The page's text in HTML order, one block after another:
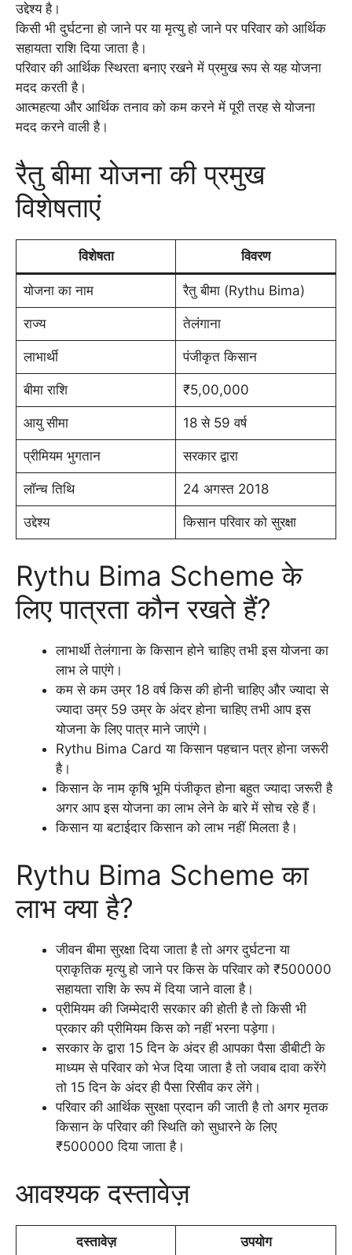
उद्देश्य है।
किसी भी दुर्घटना हो जाने पर या मृत्यु हो जाने पर परिवार को आर्थिक
सहायता राशि दिया जाता है।
परिवार की आर्थिक स्थिरता बनाए रखने में प्रमुख रूप से यह योजना
मदद करती है।
आत्महत्या और आर्थिक तनाव को कम करने में पूरी तरह से योजना
मदद करने वाली है।
रैतु बीमा योजना की प्रमुख
विशेषताएं
विशेषता विवरण
योजना का नाम रैतु बीमा (Rythu Bima)
राज्य तेलंगाना
लाभार्थी पंजीकृत किसान
बीमा राशि ₹5,00,000
आयु सीमा 18 से 59 वर्ष
प्रीमियम भुगतान सरकार द्वारा
लॉन्च तिथि 24 अगस्त 2018
उद्देश्य किसान परिवार को सुरक्षा
Rythu Bima Scheme के
लिए पात्रता कौन रखते हैं?
लाभार्थी तेलंगाना के किसान होने चाहिए तभी इस योजना का
लाभ ले पाएंगे।
कम से कम उम्र 18 वर्ष किस की होनी चाहिए और ज्यादा से
ज्यादा उम्र 59 उम्र के अंदर होना चाहिए तभी आप इस
योजना के लिए पात्र माने जाएंगे।
Rythu Bima Card या किसान पहचान पत्र होना जरूरी
है।
किसान के नाम कृषि भूमि पंजीकृत होना बहुत ज्यादा जरूरी है
अगर आप इस योजना का लाभ लेने के बारे में सोच रहे हैं।
किसान या बटाईदार किसान को लाभ नहीं मिलता है।
Rythu Bima Scheme का
लाभ क्या है?
जीवन बीमा सुरक्षा दिया जाता है तो अगर दुर्घटना या
प्राकृतिक मृत्यु हो जाने पर किस के परिवार को ₹500000
सहायता राशि के रूप में दिया जाने वाला है।
प्रीमियम की जिम्मेदारी सरकार की होती है तो किसी भी
प्रकार की प्रीमियम किस को नहीं भरना पड़ेगा।
सरकार के द्वारा 15 दिन के अंदर ही आपका पैसा डीबीटी के
माध्यम से परिवार को भेज दिया जाता है तो जवाब दावा करेंगे
तो 15 दिन के अंदर ही पैसा रिसीव कर लेंगे।
परिवार की आर्थिक सुरक्षा प्रदान की जाती है तो अगर मृतक
किसान के परिवार की स्थिति को सुधारने के लिए
₹500000 दिया जाता है।
आवश्यक दस्तावेज़
दस्तावेज़ उपयोग